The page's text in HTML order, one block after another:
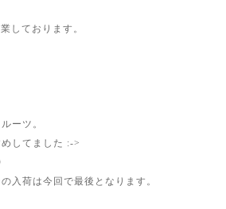
しております。
ーツ。
してました :->
入荷は今回で最後となります。